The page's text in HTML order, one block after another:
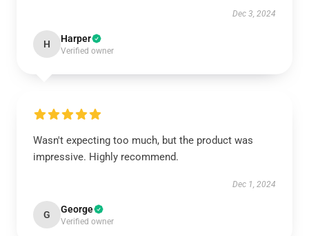
Dec 3, 2024
H Harper
Verified owner
Wasn't expecting too much, but the product was
impressive. Highly recommend.
Dec 1, 2024
G George
Verified owner